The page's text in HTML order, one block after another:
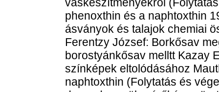
phenoxthin és a naphtoxthin
ásványok és talajok chemiai
Ferentzy József: Borkősav
borostyánkősav melltt Kazay
színképek eltolódásához
naphtoxthin (Folytatás és